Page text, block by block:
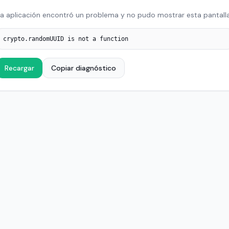
aplicación encontró un problema y no pudo mostrar esta
crypto.randomUUID is not a function
Recargar Copiar diagnóstico